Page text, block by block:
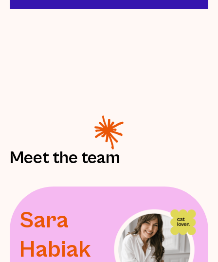
Meet the team
Sara
Habiak